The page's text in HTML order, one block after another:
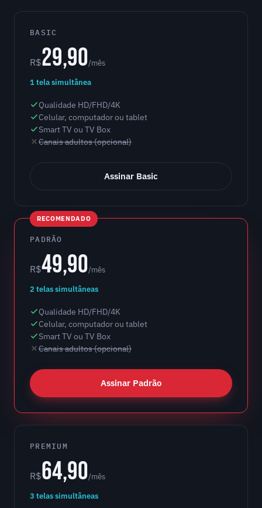
BASIC
R$29,90/mês
1 tela simultânea
Qualidade HD/FHD/4K
Celular, computador ou tablet
Smart TV ou TV Box
Canais adultos (opcional)
Assinar Basic
RECOMENDADO
PADRÃO
R$49,90/mês
2 telas simultâneas
Qualidade HD/FHD/4K
Celular, computador ou tablet
Smart TV ou TV Box
Canais adultos (opcional)
Assinar Padrão
PREMIUM
R$64,90/mês
3 telas simultâneas